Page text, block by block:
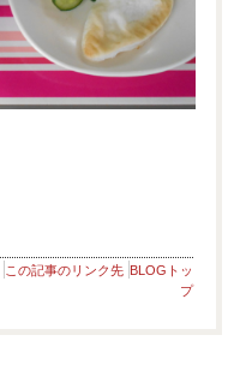
この記事のリンク先 BLOGトッ
プ